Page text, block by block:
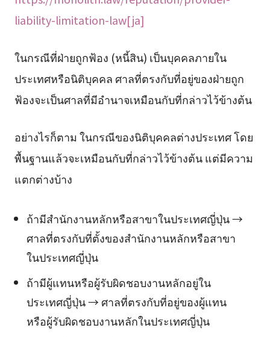
liability-limitation-law[ja]
ในกรณีที่ฝ่ายถูกฟ้อง (หนี้สิน) เป็นบุคคลภายใน
ประเทศหรือนิติบุคคล ศาลที่ตรงกับที่อยู่ของฝ่ายถูก
ฟ้องจะเป็นศาลที่มีอำนาจเหมือนกับที่กล่าวไว้ข้างต้น
อย่างไรก็ตาม ในกรณีของนิติบุคคลต่างประเทศ โดย
พื้นฐานแล้วจะเหมือนกับที่กล่าวไว้ข้างต้น แต่มีความ
แตกต่างบ้าง
ถ้ามีสำนักงานหลักหรือสาขาในประเทศญี่ปุ่น →
ศาลที่ตรงกับที่ตั้งของสำนักงานหลักหรือสาขา
ในประเทศญี่ปุ่น
ถ้ามีผู้แทนหรือผู้รับผิดชอบงานหลักอยู่ใน
ประเทศญี่ปุ่น → ศาลที่ตรงกับที่อยู่ของผู้แทน
หรือผู้รับผิดชอบงานหลักในประเทศญี่ปุ่น